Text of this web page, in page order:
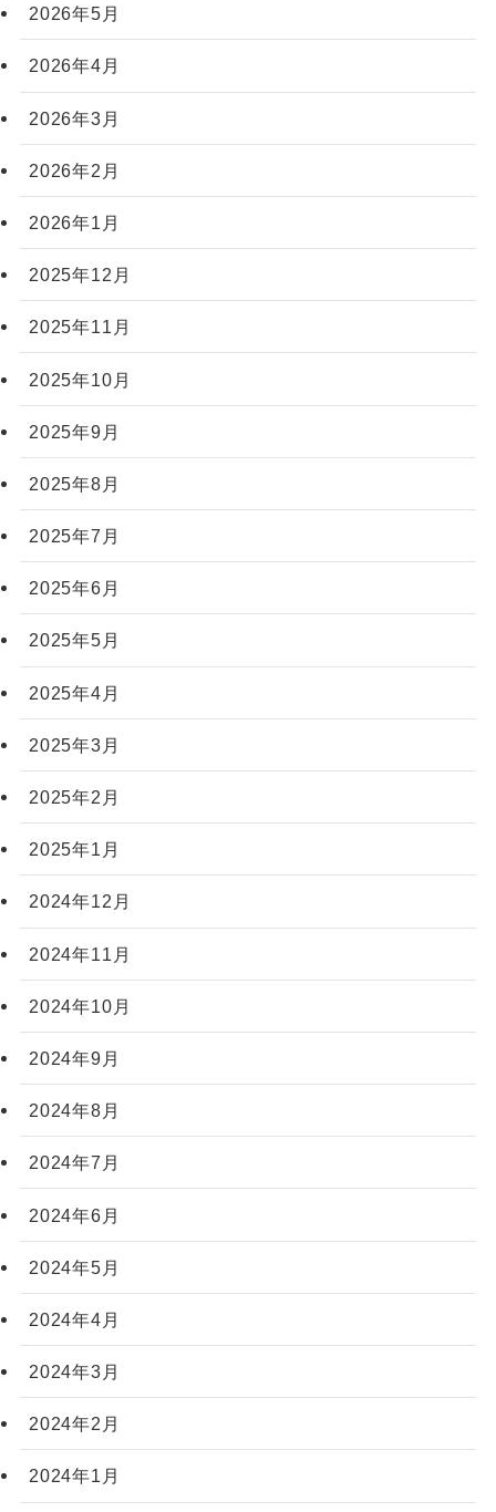
2026年5月
2026年4月
2026年3月
2026年2月
2026年1月
2025年12月
2025年11月
2025年10月
2025年9月
2025年8月
2025年7月
2025年6月
2025年5月
2025年4月
2025年3月
2025年2月
2025年1月
2024年12月
2024年11月
2024年10月
2024年9月
2024年8月
2024年7月
2024年6月
2024年5月
2024年4月
2024年3月
2024年2月
2024年1月